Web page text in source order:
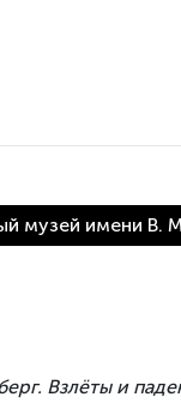
музей имени В.
Взлёты и